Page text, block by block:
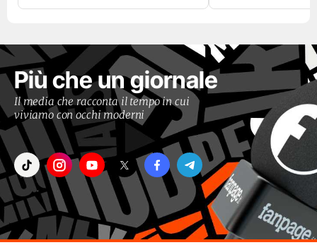
Più che un giornale
Il media che racconta il tempo in cui
viviamo con occhi moderni